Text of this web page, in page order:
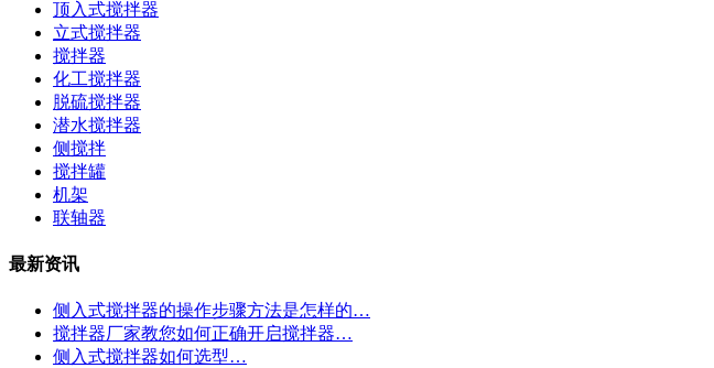
顶入式搅拌器
立式搅拌器
搅拌器
化工搅拌器
脱硫搅拌器
潜水搅拌器
侧搅拌
搅拌罐
机架
联轴器
最新资讯
侧入式搅拌器的操作步骤方法是怎样的…
搅拌器厂家教您如何正确开启搅拌器…
侧入式搅拌器如何选型…